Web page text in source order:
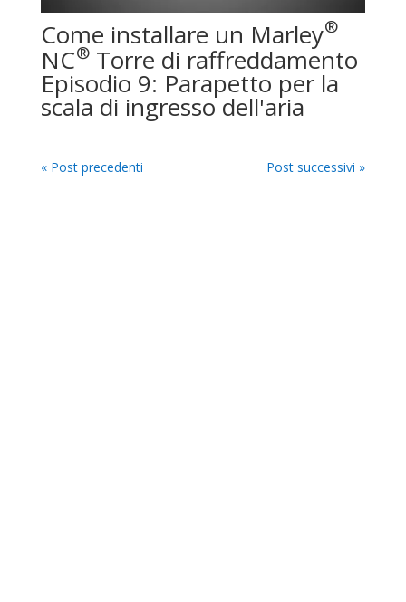
Come installare un Marley®
NC®Torre di raffreddamento
Episodio 9: Parapetto per la
scala di ingresso dell'aria
« Post precedenti Post successivi »